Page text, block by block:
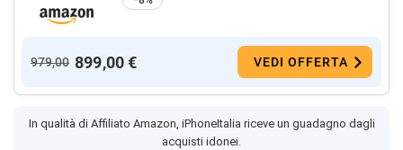
979,00 899,00 € VEDI OFFERTA
In qualità di Affiliato Amazon, iPhoneItalia riceve un guadagno dagli
acquisti idonei.